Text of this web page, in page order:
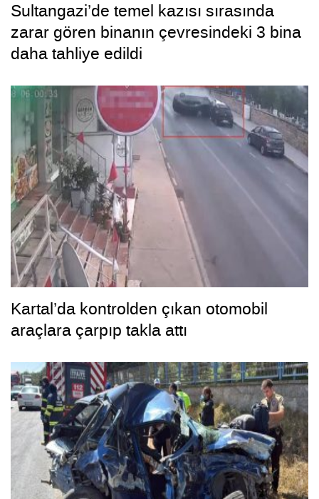
Sultangazi’de temel kazısı sırasında
zarar gören binanın çevresindeki 3 bina
daha tahliye edildi
Kartal’da kontrolden çıkan otomobil
araçlara çarpıp takla attı